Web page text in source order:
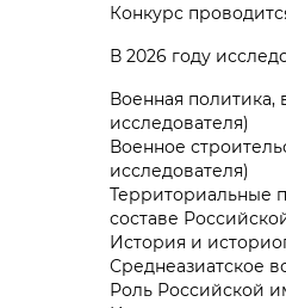
Конкурс
В 2026 году
Военная
исследователя)
Военное
исследователя)
Территориальные
составе
История и
Среднеазиатское
Роль Российской